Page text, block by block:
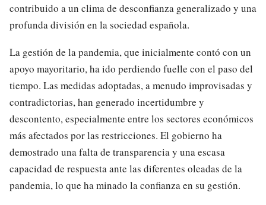
contribuido a un clima de desconfianza generalizado y una
profunda división en la sociedad española.
La gestión de la pandemia, que inicialmente contó con un
apoyo mayoritario, ha ido perdiendo fuelle con el paso del
tiempo. Las medidas adoptadas, a menudo improvisadas y
contradictorias, han generado incertidumbre y
descontento, especialmente entre los sectores económicos
más afectados por las restricciones. El gobierno ha
demostrado una falta de transparencia y una escasa
capacidad de respuesta ante las diferentes oleadas de la
pandemia, lo que ha minado la confianza en su gestión.